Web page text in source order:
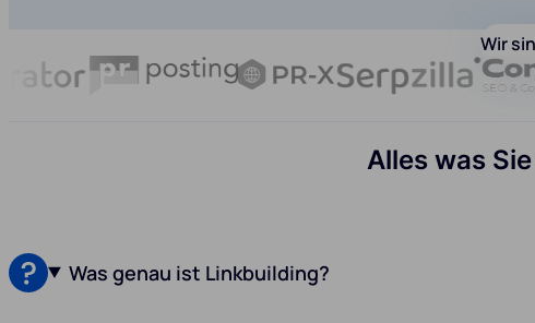
Wir
Alles was
Was genau ist Linkbuilding?